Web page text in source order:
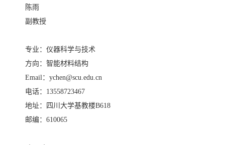
陈雨
副教授
专业：仪器科学与技术
方向：智能材料结构
Email：ychen@scu.edu.cn
电话：13558723467
地址：四川大学基教楼B618
邮编：610065